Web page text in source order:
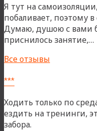
Я тут на
побаливает, поэтому
Думаю, душою с вами
приснилось занятие,…
Все отзывы
***
Ходить только по
ездить на тренинги,
забора.